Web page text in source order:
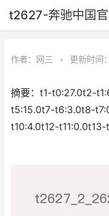
t2627-奔驰中国官
作者： 网三 • 更新时间
摘要：t1-t0:27.0t2-
t5:15.0t7-t6:3.0t8-
t10:4.0t12-t11:0.0t13-